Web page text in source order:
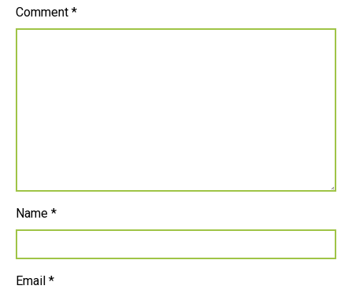
Comment *
Name *
Email *